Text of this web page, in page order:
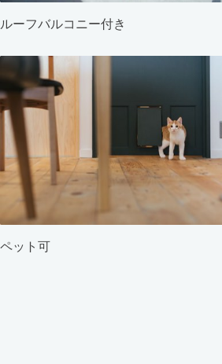
ルーフバルコニー付き
ペット可